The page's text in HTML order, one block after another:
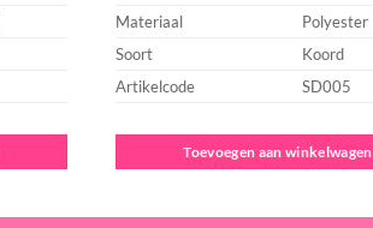
Materiaal
Polyester
Soort
Koord
Artikelcode
SD005
Toevoegen aan winkelwagen